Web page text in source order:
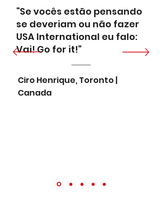
“Se vocês estão pensando
se deveriam ou não fazer
USA International eu falo:
Vai! Go for it!”
Ciro Henrique, Toronto |
Canada